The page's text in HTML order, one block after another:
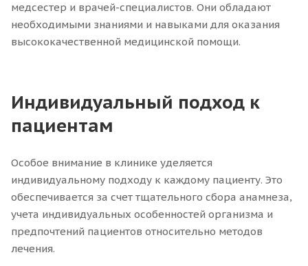
медсестер и врачей-специалистов. Они обладают
необходимыми знаниями и навыками для оказания
высококачественной медицинской помощи.
Индивидуальный подход к
пациентам
Особое внимание в клинике уделяется
индивидуальному подходу к каждому пациенту. Это
обеспечивается за счет тщательного сбора анамнеза,
учета индивидуальных особенностей организма и
предпочтений пациентов относительно методов
лечения.